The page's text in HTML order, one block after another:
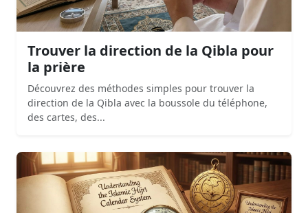
Trouver la direction de la Qibla pour
la prière
Découvrez des méthodes simples pour trouver la
direction de la Qibla avec la boussole du téléphone,
des cartes, des...